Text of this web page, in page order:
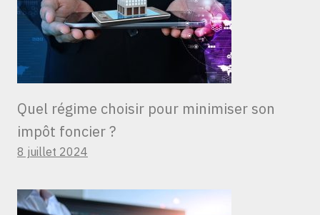
Quel régime choisir pour minimiser son
impôt foncier ?
8 juillet 2024